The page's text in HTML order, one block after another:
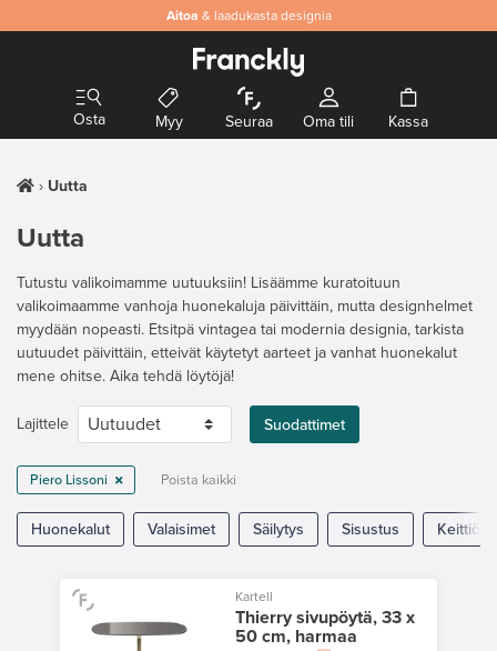
Aitoa & laadukasta designia
Osta Myy Seuraa Oma tili Kassa
Uutta
Uutta
Tutustu valikoimamme uutuuksiin! Lisäämme kuratoituun
valikoimaamme vanhoja huonekaluja päivittäin, mutta designhelmet
myydään nopeasti. Etsitpä vintagea tai modernia designia, tarkista
uutuudet päivittäin, etteivät käytetyt aarteet ja vanhat huonekalut
mene ohitse. Aika tehdä löytöjä!
Lajittele Suodattimet
Piero Lissoni Poista kaikki
Huonekalut Valaisimet Säilytys Sisustus Keittiö
Kartell
Thierry sivupöytä, 33 x
50 cm, harmaa